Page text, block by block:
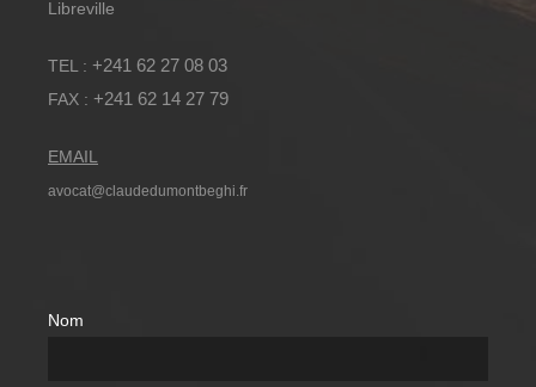
Libreville
TEL : +241 62 27 08 03
FAX : +241 62 14 27 79
EMAIL
avocat@claudedumontbeghi.fr
Nom